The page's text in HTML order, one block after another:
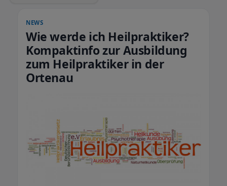
NEWS
Wie werde ich Heilpraktiker?
Kompaktinfo zur Ausbildung
zum Heilpraktiker in der
Ortenau